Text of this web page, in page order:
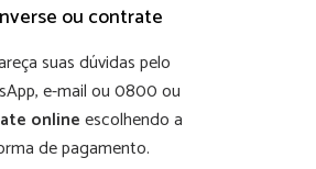
ou contrate
suas dúvidas pelo
e-mail ou 0800 ou
onlineescolhendo a
de pagamento.